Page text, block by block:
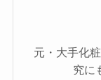
元・大手化
究に